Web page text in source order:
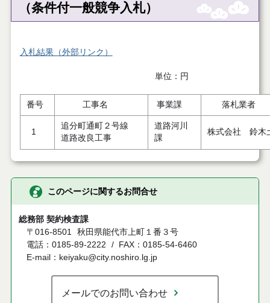
（条件付一般競争入札）
入札結果（外部リンク）
単位：円
番号 工事名 事業課 落札業者
1
追分町通町２号線
道路改良工事
道路河川
課
株式会社 鈴木
このページに関するお問合せ
総務部 契約検査課
〒016-8501 秋田県能代市上町１番３号
電話：0185-89-2222
FAX：0185-54-6460
E-mail：keiyaku@city.noshiro.lg.jp
メールでのお問い合わせ